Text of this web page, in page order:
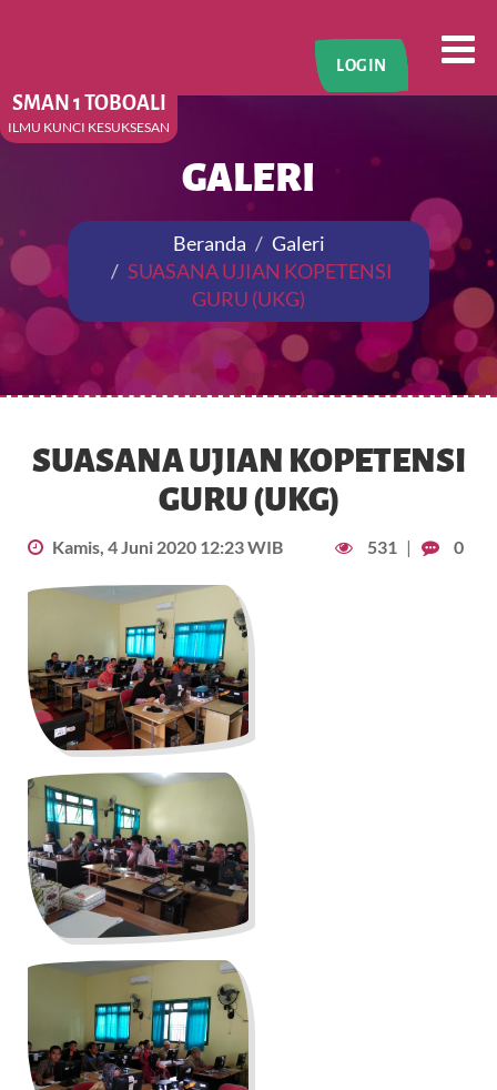
LOGIN
SMAN 1 TOBOALI
ILMU KUNCI KESUKSESAN
GALERI
Beranda
Galeri
SUASANA UJIAN KOPETENSI
GURU (UKG)
SUASANA UJIAN KOPETENSI
GURU (UKG)
Kamis, 4 Juni 2020 12:23 WIB 531 | 0